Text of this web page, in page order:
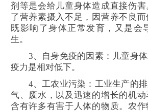
剂等是会给儿童身体造成直接伤
了营养素摄入不足，因营养不良而
既影响了身体正常发育，又是会
生。
3、自身免疫的因素：儿童身体
疫力是相对低下。
4、工农业污染：工业生产的排
气、废水，以及迅速的增长的机
含有许多有害于人体的物质。农